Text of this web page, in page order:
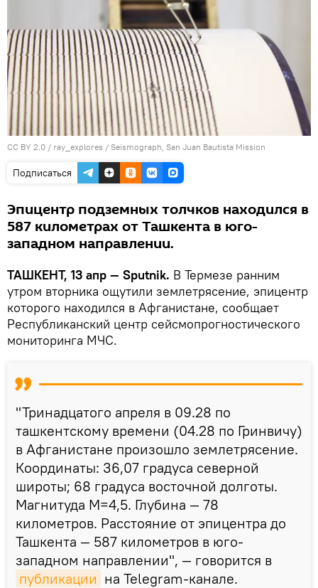
CC BY 2.0 / ray_explores / Seismograph, San Juan Bautista Mission
Подписаться
Эпицентр подземных толчков находился в
587 километрах от Ташкента в юго-
западном направлении.
ТАШКЕНТ, 13 апр — Sputnik. В Термезе ранним
утром вторника ощутили землетрясение, эпицентр
которого находился в Афганистане, сообщает
Республиканский центр сейсмопрогностического
мониторинга МЧС.
"Тринадцатого апреля в 09.28 по
ташкентскому времени (04.28 по Гринвичу)
в Афганистанe произошло землетрясение.
Координаты: 36,07 градуса северной
широты; 68 градуса восточной долготы.
Магнитуда М=4,5. Глубина — 78
километров. Расстояние от эпицентра до
Ташкента — 587 километров в юго-
западном направлении", — говорится в
публикации на Telegram-канале.